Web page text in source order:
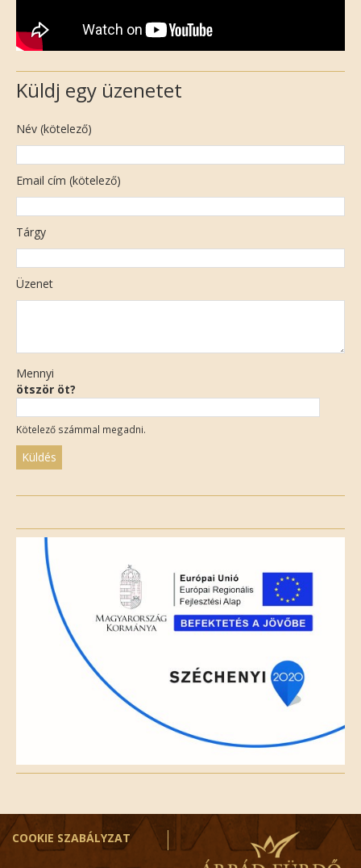
Küldj egy üzenetet
Név (kötelező)
Email cím (kötelező)
Tárgy
Üzenet
Mennyi
ötször öt?
Kötelező számmal megadni.
field
empty.
COOKIE SZABÁLYZAT